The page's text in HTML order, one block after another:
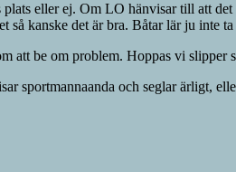
eller ej. Om LO hänvisar till att
kanske det är bra. Båtar lär ju inte ta
att be om problem. Hoppas vi slipper
sportmannaanda och seglar ärligt,